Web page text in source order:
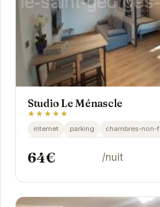
Studio Le Ménascle
★★★★★
internet parking chambres-non-
64€ /nuit